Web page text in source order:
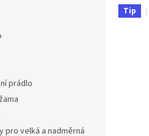
prádlo
pro velká a nadměrná
Tip